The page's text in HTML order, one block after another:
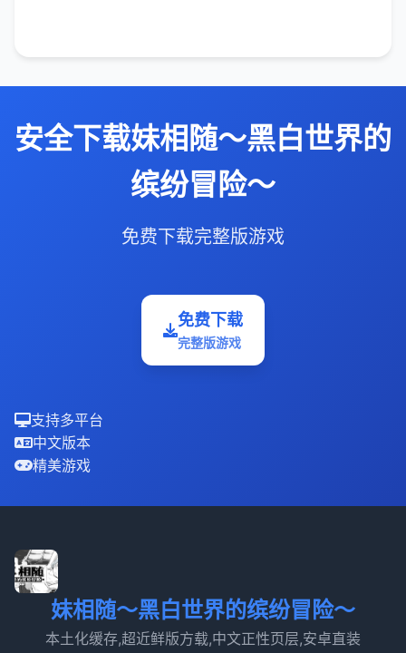
安全下载妹相随～黑白世界的
缤纷冒险～
免费下载完整版游戏
免费下载
完整版游戏
支持多平台
中文版本
精美游戏
妹相随～黑白世界的缤纷冒险～
本土化缓存,超近鲜版方载,中文正性页层,安卓直装